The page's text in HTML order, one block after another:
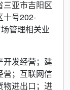
三亚市吉阳区
十号202-
管理相关业
开发经营；建
营；互联网信
物进出口；进